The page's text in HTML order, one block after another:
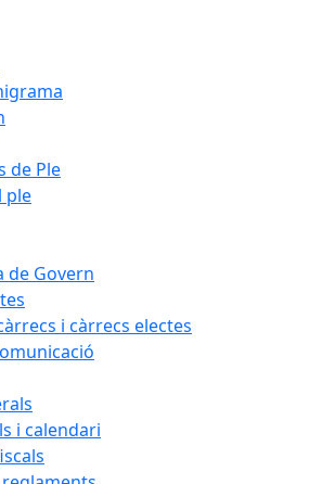
de Ple
ple
de Govern
i càrrecs electes
i calendari